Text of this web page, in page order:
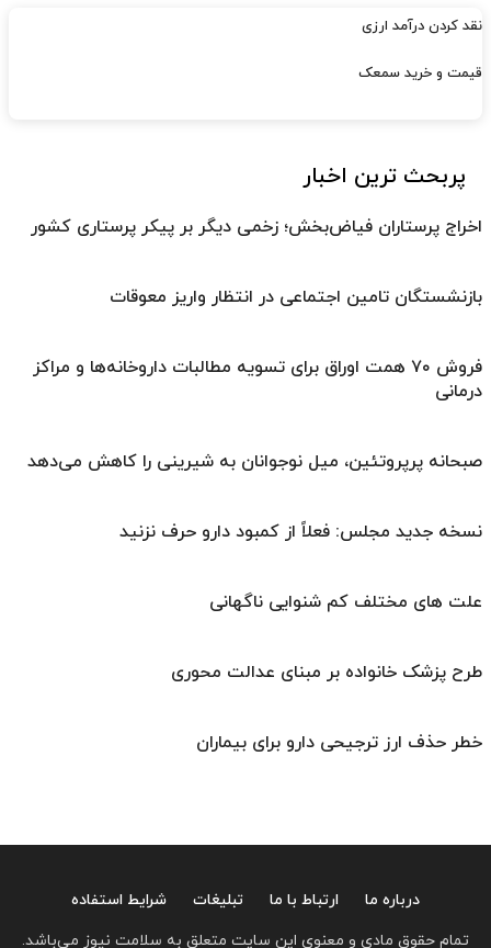
نقد کردن درآمد ارزی
قیمت و خرید سمعک
پربحث ترین اخبار
اخراج پرستاران فیاض‌بخش؛ زخمی دیگر بر پیکر پرستاری کشور
بازنشستگان تامین اجتماعی در انتظار واریز معوقات
فروش ۷۰ همت اوراق برای تسویه مطالبات داروخانه‌ها و مراکز
درمانی
صبحانه پرپروتئین، میل نوجوانان به شیرینی را کاهش می‌دهد
نسخه جدید مجلس: فعلاً از کمبود دارو حرف نزنید
علت های مختلف کم شنوایی ناگهانی
طرح پزشک خانواده بر مبنای عدالت محوری
خطر حذف ارز ترجیحی دارو برای بیماران
درباره ما ارتباط با ما تبلیغات
شرایط استفاده
تمام حقوق مادی و معنوی این سایت متعلق به سلامت نیوز می‌باشد.